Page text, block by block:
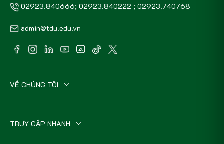
02923.840666; 02923.840222 ; 02923.740768
admin@tdu.edu.vn
VỀ CHÚNG TÔI
TRUY CẬP NHANH